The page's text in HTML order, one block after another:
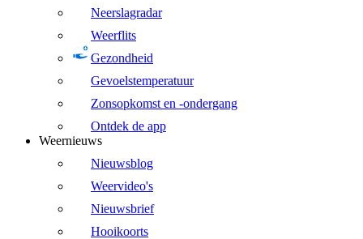
Neerslagradar
Weerflits
Gezondheid
Gevoelstemperatuur
Zonsopkomst en -ondergang
Ontdek de app
Weernieuws
Nieuwsblog
Weervideo's
Nieuwsbrief
Hooikoorts